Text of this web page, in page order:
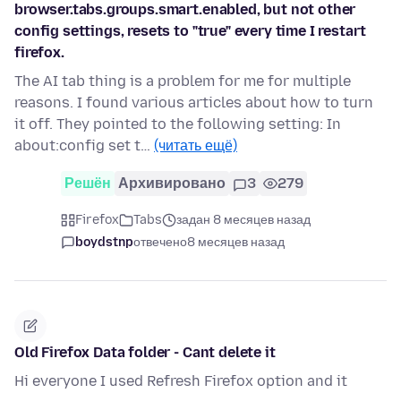
browser.tabs.groups.smart.enabled, but not other
config settings, resets to "true" every time I restart
firefox.
The AI tab thing is a problem for me for multiple
reasons. I found various articles about how to turn
it off. They pointed to the following setting: In
about:config set t… (читать ещё)
Решён Архивировано 3 279
Firefox Tabs
задан 8 месяцев назад
boydstnpотвечено8 месяцев назад
Old Firefox Data folder - Cant delete it
Hi everyone I used Refresh Firefox option and it